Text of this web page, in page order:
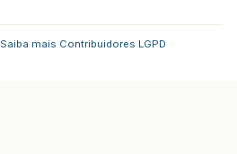
Saiba mais Contribuidores LGPD